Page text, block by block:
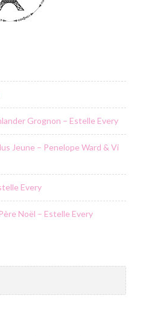
Grognon – Estelle Every
Jeune – Penelope Ward & Vi
Every
Noël – Estelle Every